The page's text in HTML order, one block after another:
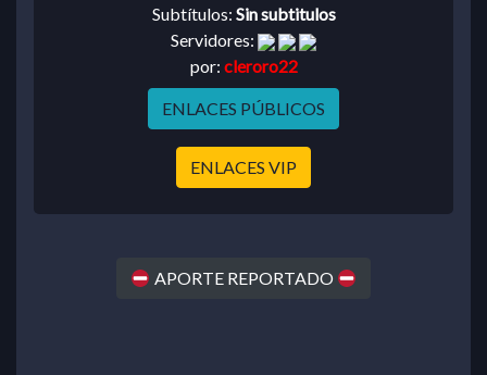
Subtítulos: Sin subtitulos
Servidores:
por: cleroro22
ENLACES PÚBLICOS
ENLACES VIP
APORTE REPORTADO